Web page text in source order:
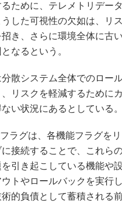
ために、テレメトリデー
した可視性の欠如は、リ
き、さらに環境全体に古
なるという。
散システム全体でのロー
リスクを軽減するために
い状況にあるとしている。
ラグは、各機能フラグを
接続することで、これら
引き起こしている機能や
トやロールバックを実行
的負債として蓄積される